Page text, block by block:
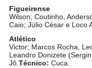
Figueirense
Wilson; Coutinho,
Caio; Júlio César e Loco
Atlético
Victor; Marcos Rocha,
Leandro Donizete
Jô. Técnico: Cuca.